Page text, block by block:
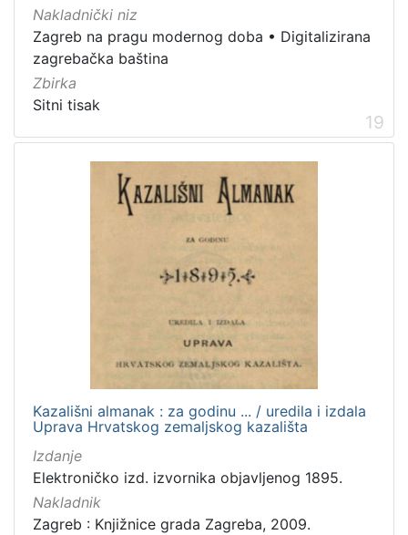
Nakladnički niz
Zagreb na pragu modernog doba • Digitalizirana
zagrebačka baština
Zbirka
Sitni tisak
19
Kazališni almanak : za godinu ... / uredila i izdala
Uprava Hrvatskog zemaljskog kazališta
Izdanje
Elektroničko izd. izvornika objavljenog 1895.
Nakladnik
Zagreb : Knjižnice grada Zagreba, 2009.